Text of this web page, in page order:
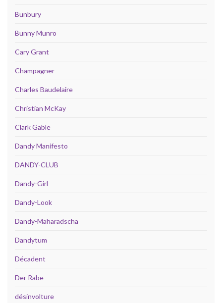
Bunbury
Bunny Munro
Cary Grant
Champagner
Charles Baudelaire
Christian McKay
Clark Gable
Dandy Manifesto
DANDY-CLUB
Dandy-Girl
Dandy-Look
Dandy-Maharadscha
Dandytum
Décadent
Der Rabe
désinvolture